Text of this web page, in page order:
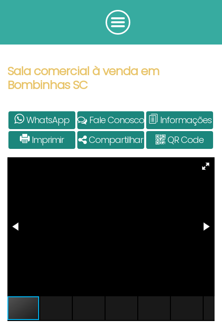
Sala comercial à venda em
Bombinhas SC
WhatsApp Fale Conosco
Informações
Imprimir
Compartilhar QR Code